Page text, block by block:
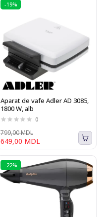
-19%
Aparat de vafe Adler AD 3085,
1800 W, alb
0
649,00 MDL
799,00 MDL
-22%